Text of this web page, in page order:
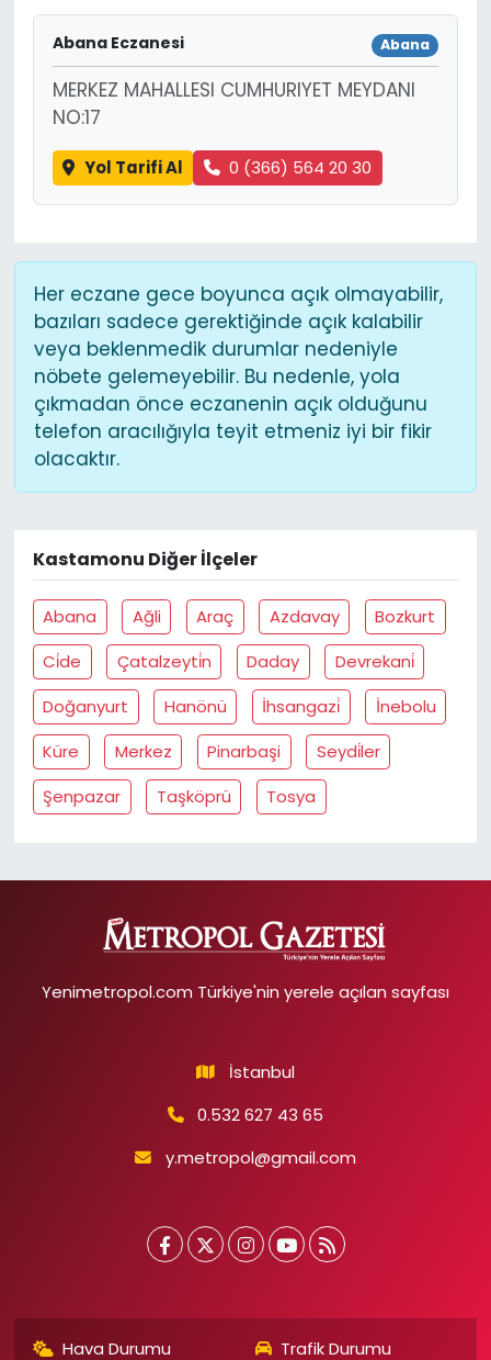
Abana Eczanesi Abana
MERKEZ MAHALLESI CUMHURIYET MEYDANI
NO:17
Yol Tarifi Al 0 (366) 564 20 30
Her eczane gece boyunca açık olmayabilir,
bazıları sadece gerektiğinde açık kalabilir
veya beklenmedik durumlar nedeniyle
nöbete gelemeyebilir. Bu nedenle, yola
çıkmadan önce eczanenin açık olduğunu
telefon aracılığıyla teyit etmeniz iyi bir fikir
olacaktır.
Kastamonu Diğer İlçeler
Abana Ağli Araç Azdavay
Bozkurt
Ci̇de
Çatalzeyti̇n Daday
Devrekani̇
Doğanyurt
Hanönü İhsangazi̇
İnebolu
Küre
Merkez Pinarbaşi
Seydi̇ler
Şenpazar
Taşköprü Tosya
Yenimetropol.com Türkiye'nin yerele açılan sayfası
İstanbul
0.532 627 43 65
y.metropol@gmail.com
Hava Durumu Trafik Durumu